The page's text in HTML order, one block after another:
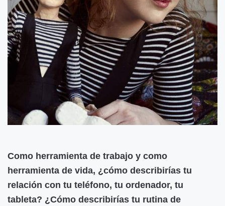
Como herramienta de trabajo y como
herramienta de vida, ¿cómo describirías tu
relación con tu teléfono, tu ordenador, tu
tableta? ¿Cómo describirías tu rutina de